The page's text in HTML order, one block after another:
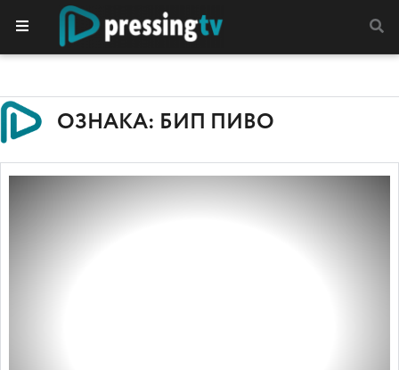
ОЗНАКА: БИП ПИВО